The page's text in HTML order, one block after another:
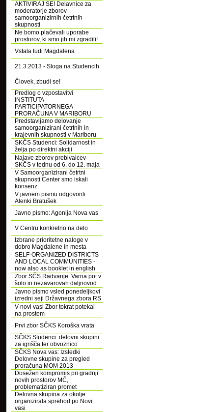
AKTIVIRAJ SE! Delavnice za
moderatorje zborov
samoorganizirnih četrtnih
skupnosti
Ne bomo plačevali uporabe
prostorov, ki smo jih mi zgradili!
Vstala tudi Magdalena
21.3.2013 - Sloga na Studencih
Človek, zbudi se!
Predlog o vzpostavitvi
INSTITUTA
PARTICIPATORNEGA
PRORAČUNA V MARIBORU
Predstavljamo delovanje
samoorganizirani četrtnih in
krajevnih skupnosti v Mariboru
SKČS Studenci: Solidarnost in
želja po direktni akciji
Najave zborov prebivalcev
SKČS v tednu od 6. do 12. maja
V Samoorganizirani četrtni
skupnosti Center smo iskali
konsenz
V javnem pismu odgovorili
Alenki Bratušek
Javno pismo: Agonija Nova vas
V Centru konkretno na delo
Izbrane prioritetne naloge v
dobro Magdalene in mesta
SELF-ORGANIZED DISTRICTS
AND LOCAL COMMUNITIES -
now also as booklet in english
Zbor SČS Radvanje: Varna pot v
šolo in nezavarovan daljnovod
Javno pismo vsled ponedeljkovi
izredni seji Državnega zbora RS
V novi vasi Zbor tokrat potekal
na prostem
Prvi zbor SČKS Koroška vrata
SČKS Studenci: delovni skupini
za igrišča ter obvoznico
SČKS Nova vas: Izsledki
Delovne skupine za pregled
proračuna MOM 2013
Dosežen kompromis pri gradnji
novih prostorov MČ,
problematiziran promet
Delovna skupina za okolje
organizirala sprehod po Novi
vasi